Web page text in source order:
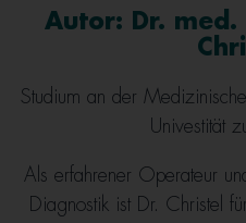
Autor: Dr. med.
Studium an der
Univestität
Als erfahrener Operateur
Diagnostik ist Dr. Christel